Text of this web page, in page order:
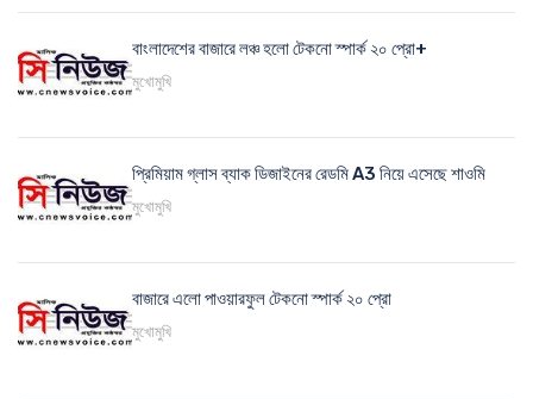
বাংলাদেশের বাজারে লঞ্চ হলো টেকনো স্পার্ক ২০ প্রো+
মুখোমুখি
প্রিমিয়াম গ্লাস ব্যাক ডিজাইনের রেডমি A3 নিয়ে এসেছে শাওমি
মুখোমুখি
বাজারে এলো পাওয়ারফুল টেকনো স্পার্ক ২০ প্রো
মুখোমুখি